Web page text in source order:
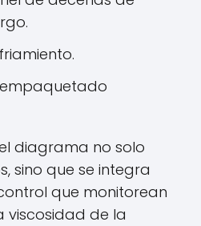
diagrama no solo
sino que se integra
que monitorean
viscosidad de la